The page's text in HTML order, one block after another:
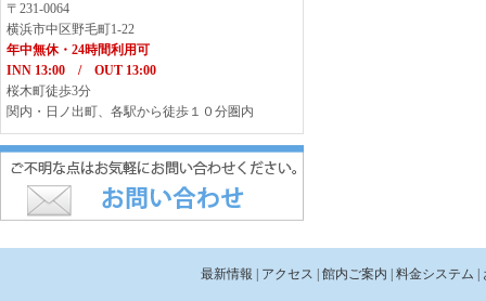
〒231-0064
横浜市中区野毛町1-22
年中無休・24時間利用可
INN 13:00 / OUT 13:00
桜木町徒歩3分
関内・日ノ出町、各駅から徒歩１０分圏内
最新情報 | アクセス | 館内ご案内 | 料金システム